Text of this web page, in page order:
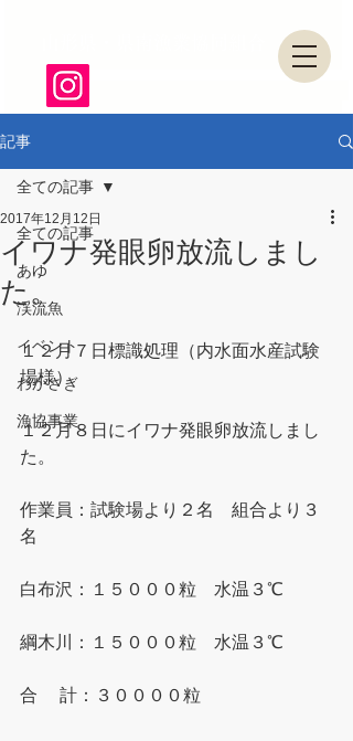
記事
全ての記事
あゆ
渓流魚
イベント
わかさぎ
漁協事業
全ての記事
イワナ発眼卵放流しまし
た。
2017年12月12日
１２月７日標識処理（内水面水産試験
場様）
１２月８日にイワナ発眼卵放流しまし
た。
作業員：試験場より２名　組合より３
名
白布沢：１５０００粒　水温３℃
綱木川：１５０００粒　水温３℃
合 　計：３００００粒